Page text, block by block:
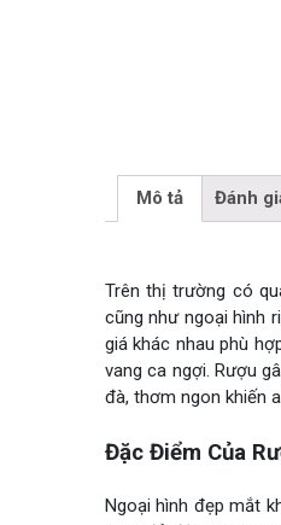
Mô tả Đánh
Trên thị trường có
cũng như ngoại hình
giá khác nhau phù
vang ca ngợi. Rượu
đà, thơm ngon khiến
Đặc Điểm Của
Ngoại hình đẹp mắt